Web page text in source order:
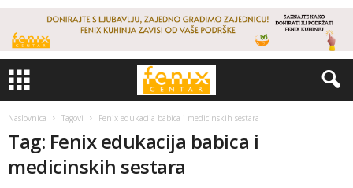
Naslovnica Tagovi Fenix edukacija babica i medicinskih sestara
Tag: Fenix edukacija babica i
medicinskih sestara